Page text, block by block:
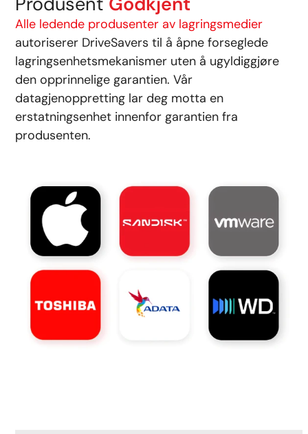
Alle ledende produsenter av lagringsmedier
autoriserer DriveSavers til å åpne forseglede
lagringsenhetsmekanismer uten å ugyldiggjøre
den opprinnelige garantien. Vår
datagjenoppretting lar deg motta en
erstatningsenhet innenfor garantien fra
produsenten.